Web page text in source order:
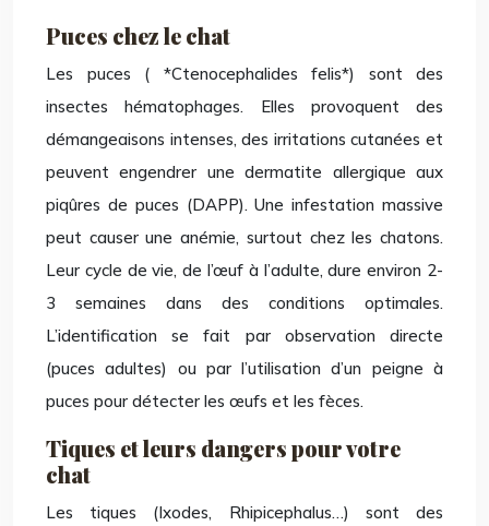
Puces chez le chat
Les puces ( *Ctenocephalides felis*) sont des
insectes hématophages. Elles provoquent des
démangeaisons intenses, des irritations cutanées et
peuvent engendrer une dermatite allergique aux
piqûres de puces (DAPP). Une infestation massive
peut causer une anémie, surtout chez les chatons.
Leur cycle de vie, de l’œuf à l’adulte, dure environ 2-
3 semaines dans des conditions optimales.
L’identification se fait par observation directe
(puces adultes) ou par l’utilisation d’un peigne à
puces pour détecter les œufs et les fèces.
Tiques et leurs dangers pour votre
chat
Les tiques (Ixodes, Rhipicephalus…) sont des